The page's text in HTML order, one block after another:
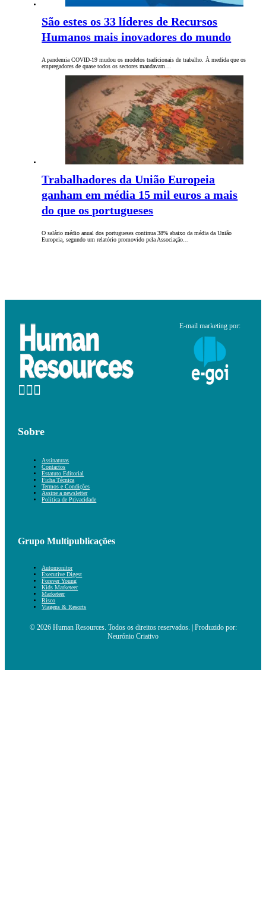
São estes os 33 líderes de Recursos
Humanos mais inovadores do mundo
A pandemia COVID-19 mudou os modelos tradicionais de trabalho. À medida que os
empregadores de quase todos os sectores mandavam…
Trabalhadores da União Europeia
ganham em média 15 mil euros a mais
do que os portugueses
O salário médio anual dos portugueses continua 38% abaixo da média da União
Europeia, segundo um relatório promovido pela Associação…
E-mail marketing por:
Sobre
Assinaturas
Contactos
Estatuto Editorial
Ficha Técnica
Termos e Condições
Assine a newsletter
Política de Privacidade
Grupo Multipublicações
Automonitor
Executive Digest
Forever Young
Kids Marketeer
Marketeer
Risco
Viagens & Resorts
© 2026 Human Resources. Todos os direitos reservados. | Produzido por:
Neurónio Criativo